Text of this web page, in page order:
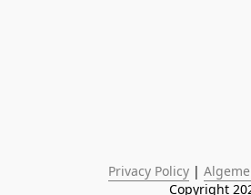
Privacy Policy |
Copyright